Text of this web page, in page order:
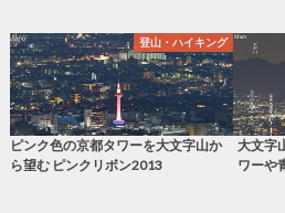
登山・ハイキング
ピンク色の京都タワーを大文字山か
ら望む ピンクリボン2013
大文字
ワーや